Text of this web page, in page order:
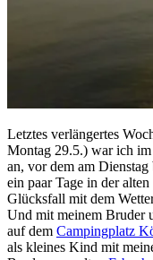
Letztes verlängertes
Montag 29.5.) war ich
an, vor dem am
ein paar Tage in der
Glücksfall mit dem
Und mit meinem Bruder
auf dem Campingplatz
als kleines Kind mit